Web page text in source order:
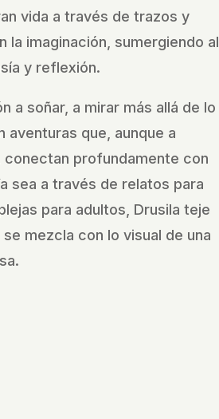
vida a través de trazos y
la imaginación, sumergiendo al
y reflexión.
a soñar, a mirar más allá de lo
aventuras que, aunque a
conectan profundamente con
sea a través de relatos para
para adultos, Drusila teje
mezcla con lo visual de una